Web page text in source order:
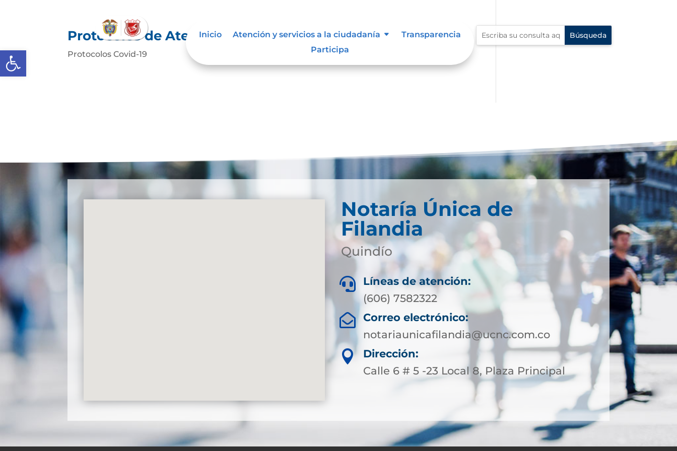
Abrir barra de herramientas
Inicio Atención y servicios a la ciudadanía
Transparencia
Participa
Protocolos de Atención
Protocolos Covid-19
Notaría Única de
Filandia
Quindío

Líneas de atención:
(606) 7582322

Correo electrónico:
notariaunicafilandia@ucnc.com.co

Dirección:
Calle 6 # 5 -23 Local 8, Plaza Principal